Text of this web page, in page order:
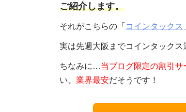
ご紹介します。
それがこちらの「 コインタックス
実は先週大阪までコインタックス
ちなみに…当ブログ限定の割引
い。 業界最安だそうです！